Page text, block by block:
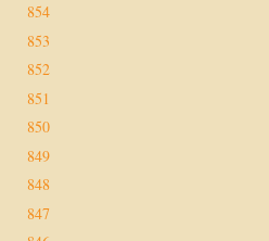
854
853
852
851
850
849
848
847